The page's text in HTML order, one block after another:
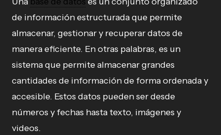
de información estructurada que permite
almacenar, gestionar y recuperar datos de
manera eficiente. En otras palabras, es un
sistema que permite almacenar grandes
cantidades de información de forma ordenada y
accesible. Estos datos pueden ser desde
números y fechas hasta texto, imágenes y
videos.